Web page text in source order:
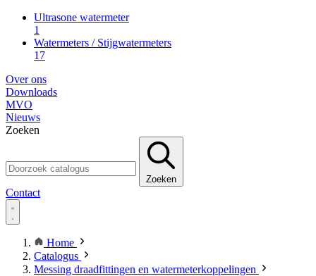
Ultrasone watermeter
1
Watermeters / Stijgwatermeters
17
Over ons
Downloads
MVO
Nieuws
Zoeken
Zoeken
Contact
Home
Catalogus
Messing draadfittingen en watermeterkoppelingen